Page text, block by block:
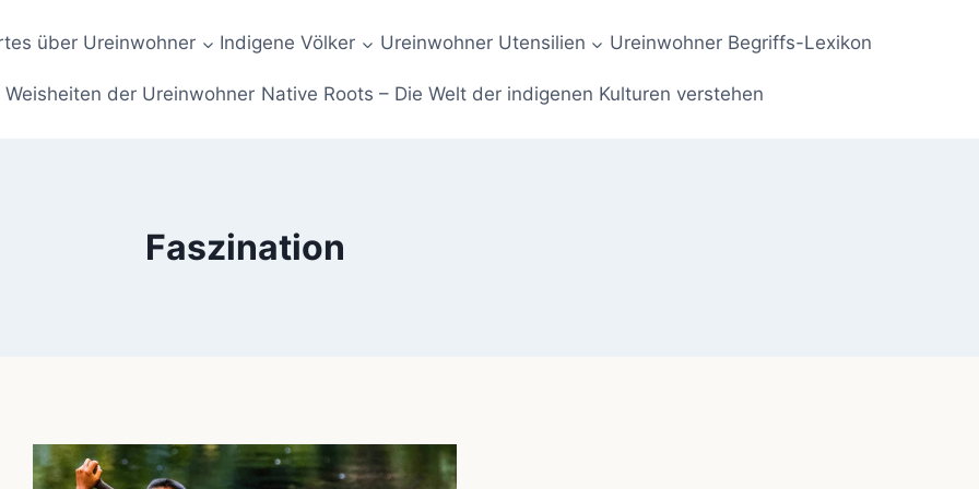
über Ureinwohner Indigene Völker Ureinwohner Utensilien Ureinwohner Begriffs-Lexikon
Weisheiten der Ureinwohner Native Roots – Die Welt der indigenen Kulturen verstehen
Faszination